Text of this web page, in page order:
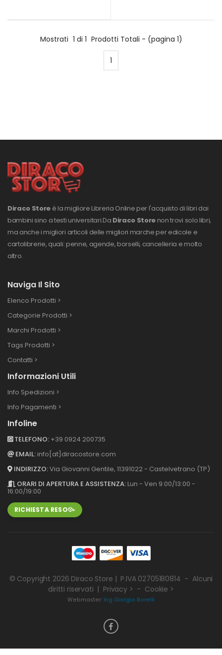
Mostrati 1 di 1 Prodotti Totali - (pagina 1)
1
Diraco Store è la migliore Libreria Online per l'acquisto di libri dai
bambini sino a testi universitari.Da Diraco Store non trovi solo libri,
ma anche i migliori articoli delle migliori marche per edicole e
cartolibrerie, quali: penne, agende, borselli, cancelleria e molto
altro.
Naviga Il Sito
Elenco Prodotti >
Categorie Prodotti >
Marchi Prodotti >
Tags Prodotti >
Contatti >
Informazioni Utili
Info Spedizioni >
Info Pagamenti >
Infoline
TELEFONO: +39 0924 200735
EMAIL: info[at]diracostore.com
INDIRIZZO:Via Giovanni Gentile, 11391022 - Castelvetrano (TP)
ORARI DI APERTURA E ASSISTENZA: Lun - Ven 9:00/13:00 -
16:00/19:00
RICHIESTA RESO
© Copyright 2026 Diraco Store | P.IVA 02705180814 - Alcuni
diritti riservati | Privacy > - Cookie >
Webmaster: Ing Giorgio Borelli